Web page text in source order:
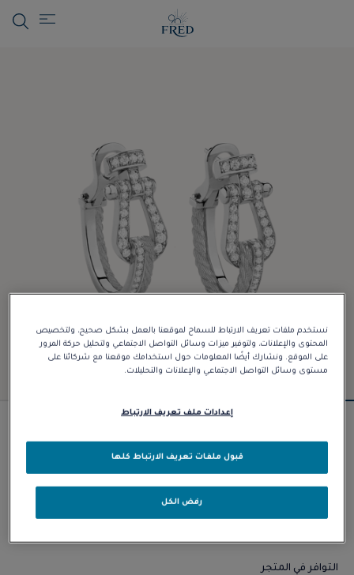
الاتصال بنا
التوافر في المتجر
نستخدم ملفات تعريف الارتباط للسماح لموقعنا بالعمل بشكل صحيح، ولتخصيص
المحتوى والإعلانات، ولتوفير ميزات وسائل التواصل الاجتماعي ولتحليل حركة المرور
على الموقع. ونشارك أيضًا المعلومات حول استخدامك موقعنا مع شركائنا على
مستوى وسائل التواصل الاجتماعي والإعلانات والتحليلات.
إعدادات ملف تعريف الارتباط
رفض الكل
قبول ملفات تعريف الارتباط كلها